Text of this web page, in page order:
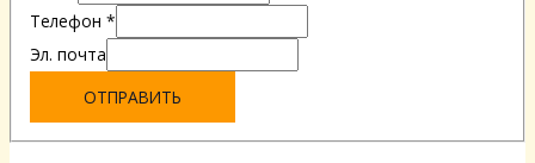
Телефон *
Эл. почта
ОТПРАВИТЬ